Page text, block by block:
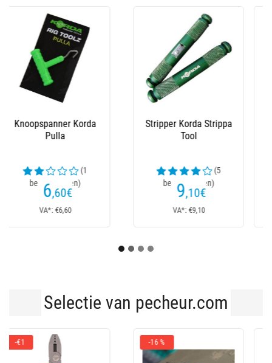
Aas Hang. Korda
Micro Ring Swivel Bait
beoordelingen)
6,60
VA*: €6,60
Beschermgel Korda Zr
Treatment
16,20
VA*: €16,20
Selectie van pecheur.com